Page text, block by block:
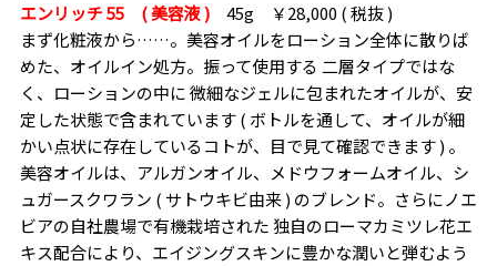
エンリッチ 55 ( 美容液 )45g ￥28,000 ( 税抜 )
まず化粧液から……。美容オイルをローション全体に散りば
めた、オイルイン処方。振って使用する 二層タイプではな
く、ローションの中に 微細なジェルに包まれたオイルが、安
定した状態で含まれています ( ボトルを通して、オイルが細
かい点状に存在しているコトが、目で見て確認できます ) 。
美容オイルは、アルガンオイル、メドウフォームオイル、シ
ュガースクワラン ( サトウキビ由来 ) のブレンド。さらにノエ
ビアの自社農場で有機栽培された 独自のローマカミツレ花エ
キス配合により、エイジングスキンに豊かな潤いと弾むよう